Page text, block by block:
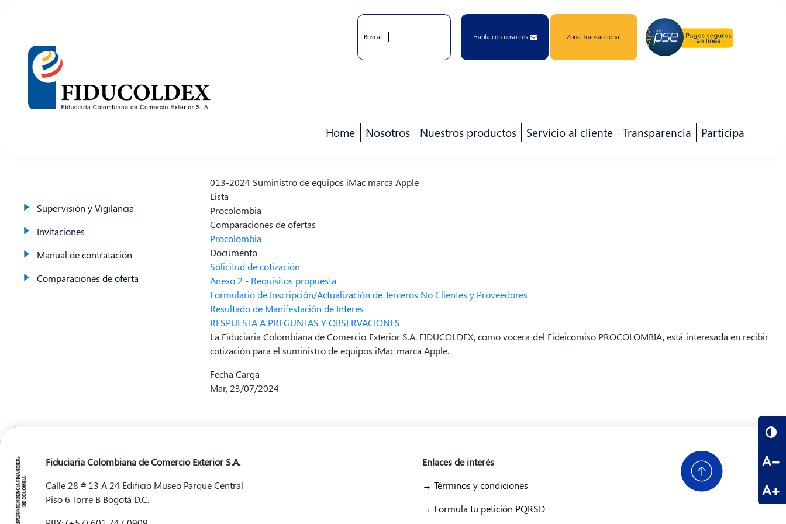
principal
A
A
Habla con nosotros Zona Transaccional
Home Nosotros Nuestros productos Servicio al cliente Transparencia Participa
Supervisión y Vigilancia
Invitaciones
Manual de contratación
Comparaciones de oferta
013-2024 Suministro de equipos iMac marca Apple
Lista
Procolombia
Comparaciones de ofertas
Procolombia
Documento
Solicitud de cotización
Anexo 2 - Requisitos propuesta
Formulario de Inscripción/Actualización de Terceros No Clientes y Proveedores
Resultado de Manifestación de Interes
RESPUESTA A PREGUNTAS Y OBSERVACIONES
La Fiduciaria Colombiana de Comercio Exterior S.A. FIDUCOLDEX, como vocera del Fideicomiso PROCOLOMBIA, está interesada en recibir
cotización para el suministro de equipos iMac marca Apple.
Fecha Carga
Mar, 23/07/2024
Fiduciaria Colombiana de Comercio Exterior S.A.
Calle 28 # 13 A 24 Edificio Museo Parque Central
Piso 6 Torre B Bogotá D.C.
Enlaces de interés
→ Términos y condiciones
→ Formula tu petición PQRSD